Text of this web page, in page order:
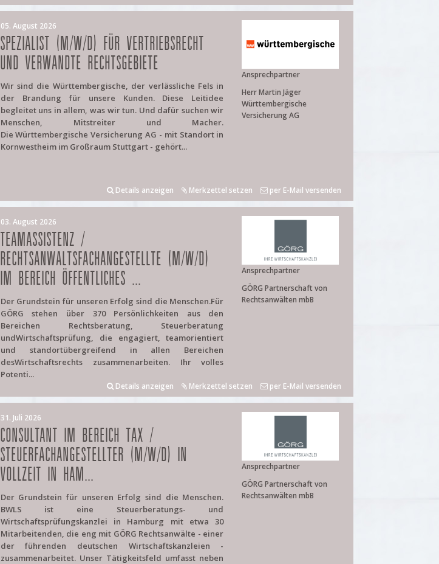
05. August 2026
SPEZIALIST (M/W/D) FÜR VERTRIEBSRECHT
UND VERWANDTE RECHTSGEBIETE
Wir sind die Württembergische, der verlässliche Fels in
der Brandung für unsere Kunden. Diese Leitidee
begleitet uns in allem, was wir tun. Und dafür suchen wir
Menschen, Mitstreiter und Macher.
Die Württembergische Versicherung AG - mit Standort in
Kornwestheim im Großraum Stuttgart - gehört...
Ansprechpartner
Herr Martin Jäger
Württembergische
Versicherung AG
Details anzeigen Merkzettel setzen per E-Mail versenden
03. August 2026
TEAMASSISTENZ /
RECHTSANWALTSFACHANGESTELLTE (M/W/D)
IM BEREICH ÖFFENTLICHES ...
Der Grundstein für unseren Erfolg sind die Menschen.Für
GÖRG stehen über 370 Persönlichkeiten aus den
Bereichen Rechtsberatung, Steuerberatung
undWirtschaftsprüfung, die engagiert, teamorientiert
und standortübergreifend in allen Bereichen
desWirtschaftsrechts zusammenarbeiten. Ihr volles
Potenti...
Ansprechpartner
GÖRG Partnerschaft von
Rechtsanwälten mbB
Details anzeigen Merkzettel setzen per E-Mail versenden
31. Juli 2026
CONSULTANT IM BEREICH TAX /
STEUERFACHANGESTELLTER (M/W/D) IN
VOLLZEIT IN HAM...
Der Grundstein für unseren Erfolg sind die Menschen.
BWLS ist eine Steuerberatungs- und
Wirtschaftsprüfungskanzlei in Hamburg mit etwa 30
Mitarbeitenden, die eng mit GÖRG Rechtsanwälte - einer
der führenden deutschen Wirtschaftskanzleien -
zusammenarbeitet. Unser Tätigkeitsfeld umfasst neben
Ansprechpartner
GÖRG Partnerschaft von
Rechtsanwälten mbB